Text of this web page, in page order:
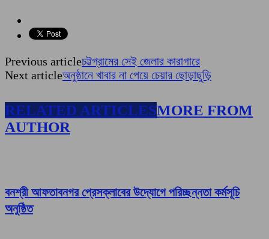
Previous articleচট্টগ্রামের সেই জেলার কারাগারে
Next articleঅনুষ্ঠানে খাবার না পেয়ে চেয়ার ছোড়াছুড়ি
RELATED ARTICLESMORE FROM
AUTHOR
বনশ্রী আফতাবনগর প্রেসক্লাবের উদ্যোগে পরিচ্ছন্নতা কর্মসূচি
অনুষ্ঠিত